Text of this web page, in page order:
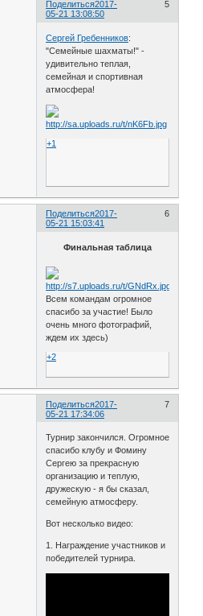
Поделиться 5
2017-
05-21 13:08:50
Сергей Гребенников:
"Семейные шахматы!" -
удивительно теплая,
семейная и спортивная
атмосфера!
+1
Поделиться 6
2017-
05-21 15:03:41
Финальная таблица
Всем командам огромное
спасибо за участие! Было
очень много фотографий,
ждем их здесь)
+2
Поделиться 7
2017-
05-21 17:34:06
Турнир закончился. Огромное
спасибо клубу и Фомину
Сергею за прекрасную
организацию и теплую,
дружескую - я бы сказал,
семейную атмосферу.
Вот несколько видео:
1. Награждение участников и
победителей турнира.